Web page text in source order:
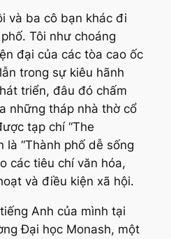
và ba cô bạn khác đi
Tôi như choáng
đại của các tòa cao ốc
trong sự kiêu hãnh
triển, đâu đó chấm
những tháp nhà thờ cổ
tạp chí “The
là “Thành phố dễ sống
các tiêu chí văn hóa,
và điều kiện xã hội.
Anh của mình tại
Đại học Monash, một